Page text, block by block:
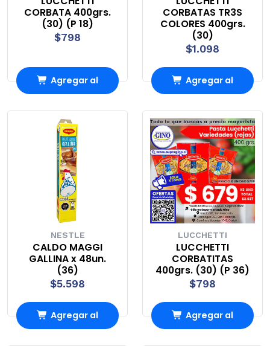
CORBATA 400grs.
(30) (P 18)
$798
Agregar al
CORBATAS TR3S
COLORES 400grs.
(30)
$1.098
Agregar al
NESTLE
CALDO MAGGI
GALLINA x 48un.
(36)
$5.598
Agregar al
LUCCHETTI
LUCCHETTI
CORBATITAS
400grs. (30) (P 36)
$798
Agregar al